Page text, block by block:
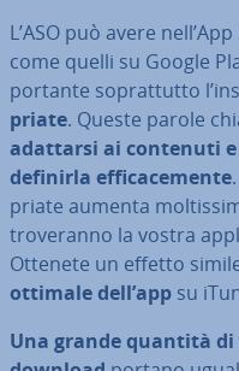
L’ASO può avere
come quelli su Google
por­tan­te so­prat­tut­to
pria­te. Queste parole
adattarsi ai contenuti e
definirla ef­fi­ca­ce­men­te
pria­te aumenta
tro­ve­ran­no la vostra
Ottenete un effetto
ottimale dell’app su
Una grande quantità